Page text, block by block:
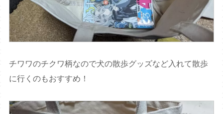
チワワのチクワ柄なので犬の散歩グッズなど入れて散歩
に行くのもおすすめ！